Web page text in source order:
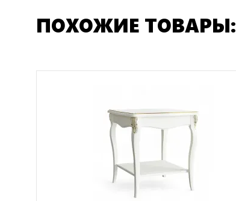
ПОХОЖИЕ ТОВАРЫ: